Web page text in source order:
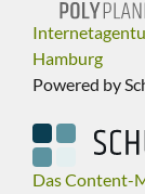
Hamburg
Powered by
Das Content-